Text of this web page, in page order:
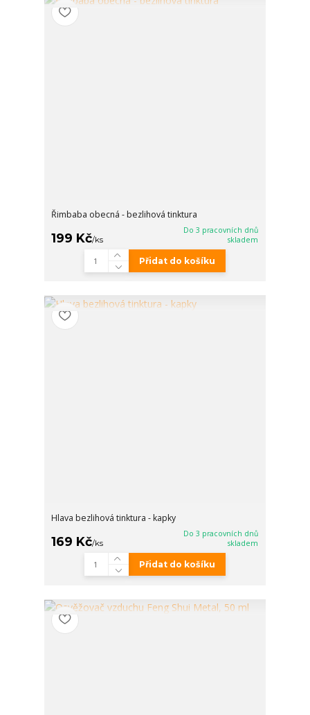
Řimbaba obecná - bezlihová tinktura
199 Kč/ks
Do 3 pracovních dnů
skladem
Přidat do košíku
Hlava bezlihová tinktura - kapky
169 Kč/ks
Do 3 pracovních dnů
skladem
Přidat do košíku